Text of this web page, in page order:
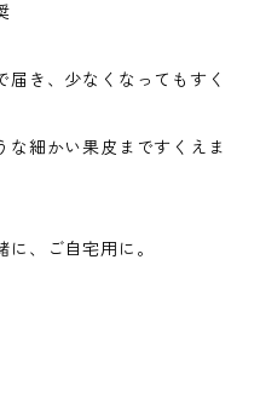
き、少なくなってもすく
な細かい果皮まですくえま
、ご自宅用に。